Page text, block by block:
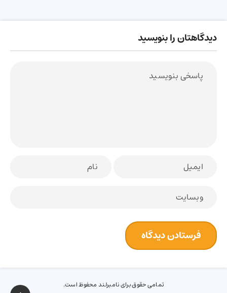
دیدگاهتان را بنویسید
تمامی حقوق برای نامبرلند محفوظ است.